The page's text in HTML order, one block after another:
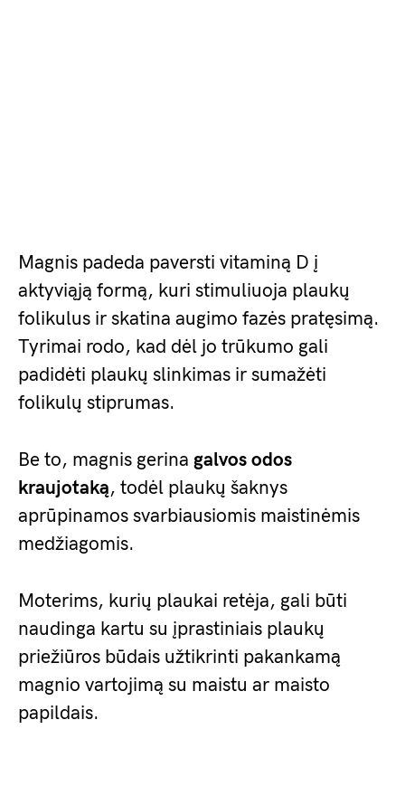
Magnis padeda paversti vitaminą D į
aktyviąją formą, kuri stimuliuoja plaukų
folikulus ir skatina augimo fazės pratęsimą.
Tyrimai rodo, kad dėl jo trūkumo gali
padidėti plaukų slinkimas ir sumažėti
folikulų stiprumas.
Be to, magnis gerina galvos odos
kraujotaką, todėl plaukų šaknys
aprūpinamos svarbiausiomis maistinėmis
medžiagomis.
Moterims, kurių plaukai retėja, gali būti
naudinga kartu su įprastiniais plaukų
priežiūros būdais užtikrinti pakankamą
magnio vartojimą su maistu ar maisto
papildais.